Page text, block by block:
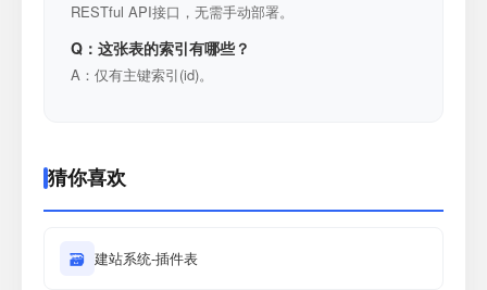
RESTful API接口，无需手动部署。
Q：这张表的索引有哪些？
A：仅有主键索引(id)。
猜你喜欢
🗃 建站系统-插件表